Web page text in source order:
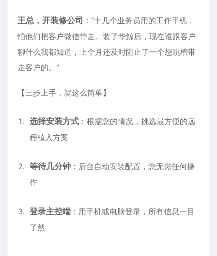
王总，开装修公司 ：“十几个业务员用的工作手机，
怕他们把客户微信带走。装了华鲸后，现在谁跟客户
聊什么我都知道，上个月还及时阻止了一个想跳槽带
走客户的。”
【三步上手，就这么简单】
选择安装方式 ：根据您的情况，挑选最方便的远
程植入方案
等待几分钟 ：后台自动安装配置，您无需任何操
作
登录主控端 ：用手机或电脑登录，所有信息一目
了然